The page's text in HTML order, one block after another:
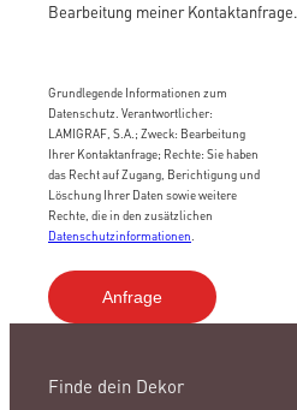
Bearbeitung meiner Kontaktanfrage.
Grundlegende Informationen zum
Datenschutz. Verantwortlicher:
LAMIGRAF, S.A.; Zweck: Bearbeitung
Ihrer Kontaktanfrage; Rechte: Sie haben
das Recht auf Zugang, Berichtigung und
Löschung Ihrer Daten sowie weitere
Rechte, die in den zusätzlichen
Datenschutzinformationen
Finde dein Dekor